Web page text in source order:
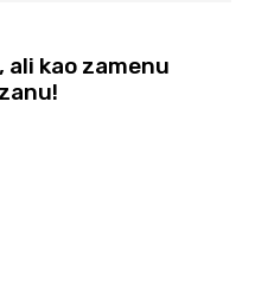
ali kao zamenu